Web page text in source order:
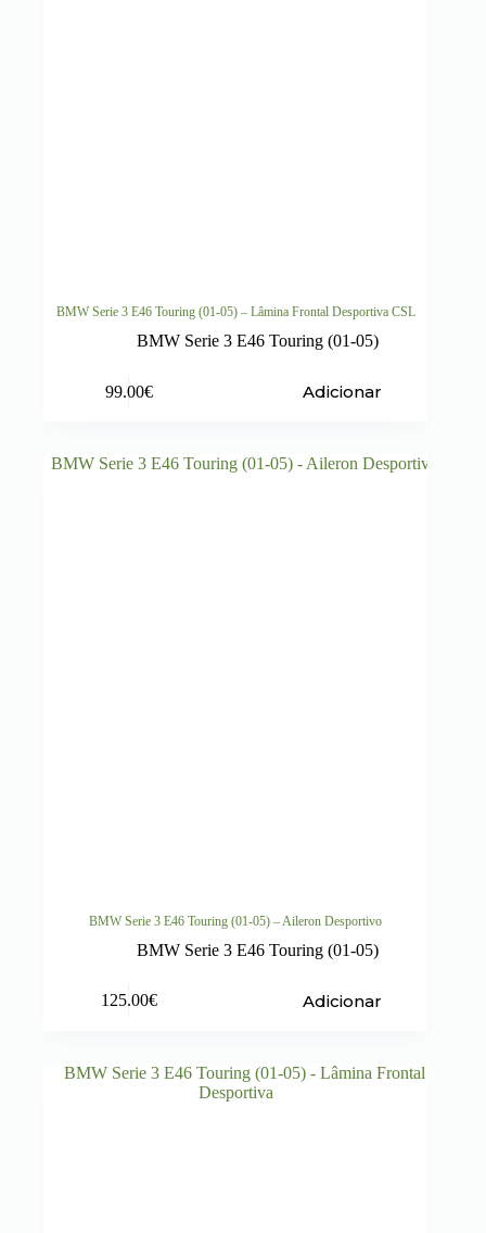
BMW Serie 3 E46 Touring (01-05) – Lâmina Frontal Desportiva CSL
BMW Serie 3 E46 Touring (01-05)
99.00€ Adicionar
BMW Serie 3 E46 Touring (01-05) – Aileron Desportivo
BMW Serie 3 E46 Touring (01-05)
125.00€ Adicionar